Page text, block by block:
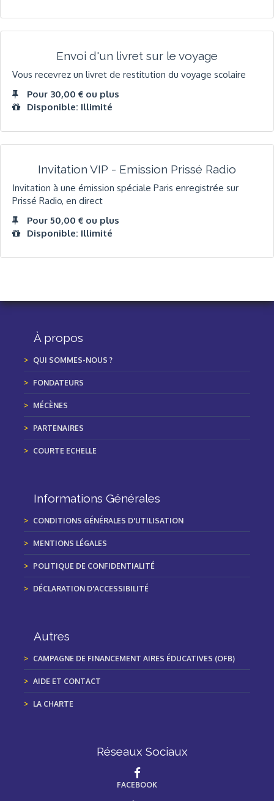
Envoi d'un livret sur le voyage
Vous recevrez un livret de restitution du voyage scolaire
Pour 30,00 € ou plus
Disponible: Illimité
Invitation VIP - Emission Prissé Radio
Invitation à une émission spéciale Paris enregistrée sur
Prissé Radio, en direct
Pour 50,00 € ou plus
Disponible: Illimité
À propos
QUI SOMMES-NOUS ?
FONDATEURS
MÉCÈNES
PARTENAIRES
COURTE ECHELLE
Informations Générales
CONDITIONS GÉNÉRALES D'UTILISATION
MENTIONS LÉGALES
POLITIQUE DE CONFIDENTIALITÉ
DÉCLARATION D'ACCESSIBILITÉ
Autres
CAMPAGNE DE FINANCEMENT AIRES ÉDUCATIVES (OFB)
AIDE ET CONTACT
LA CHARTE
Réseaux Sociaux
FACEBOOK